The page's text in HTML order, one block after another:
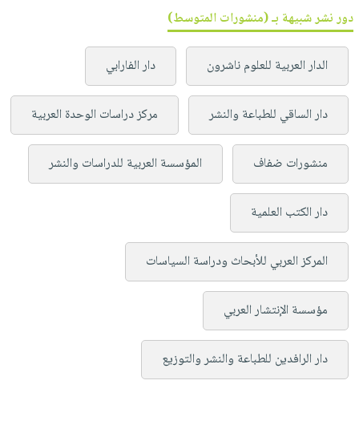
دور نشر شبيهة بـ (منشورات المتوسط)
الدار العربية للعلوم ناشرون دار الفارابي
دار الساقي للطباعة والنشر مركز دراسات الوحدة العربية
منشورات ضفاف المؤسسة العربية للدراسات والنشر
دار الكتب العلمية
المركز العربي للأبحاث ودراسة السياسات
مؤسسة الإنتشار العربي
دار الرافدين للطباعة والنشر والتوزيع